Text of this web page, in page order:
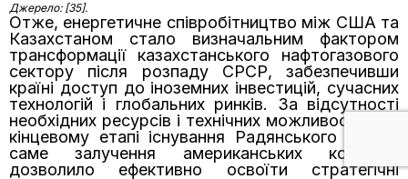
Джерело: [35].
Отже, енергетичне співробітництво між США та
Казахстаном стало визначальним фактором
трансформації казахстанського нафтогазового
сектору після розпаду СРСР, забезпечивши
країні доступ до іноземних інвестицій, сучасних
технологій і глобальних ринків. За відсутності
необхідних ресурсів і технічних можливостей на
кінцевому етапі існування Радянського Союзу
саме залучення американських компаній
дозволило ефективно освоїти стратегічні